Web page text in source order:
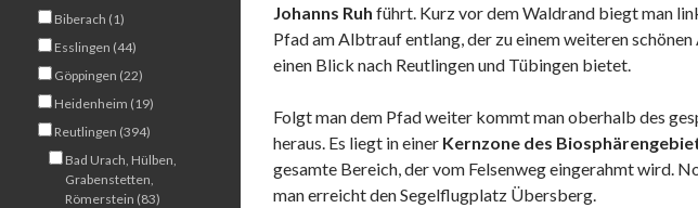
Johanns Ruh führt. Kurz vor dem Waldrand biegt man
Pfad am Albtrauf entlang, der zu einem weiteren
einen Blick nach Reutlingen und Tübingen bietet.
Folgt man dem Pfad weiter kommt man oberhalb des
heraus. Es liegt in einer Kernzone des
gesamte Bereich, der vom Felsenweg eingerahmt wird.
man erreicht den Segelflugplatz Übersberg.
Biberach (1)
Esslingen (44)
Göppingen (22)
Heidenheim (19)
Reutlingen (394)
Bad Urach, Hülben,
Grabenstetten,
Römerstein (83)